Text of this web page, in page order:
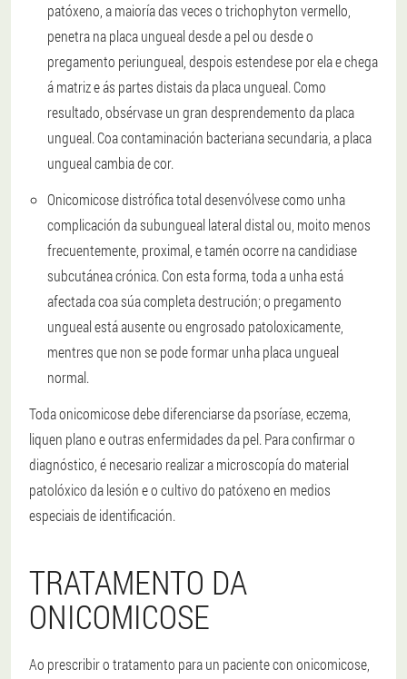
patóxeno, a maioría das veces o trichophyton vermello,
penetra na placa ungueal desde a pel ou desde o
pregamento periungueal, despois estendese por ela e chega
á matriz e ás partes distais da placa ungueal. Como
resultado, obsérvase un gran desprendemento da placa
ungueal. Coa contaminación bacteriana secundaria, a placa
ungueal cambia de cor.
Onicomicose distrófica totaldesenvólvese como unha
complicación da subungueal lateral distal ou, moito menos
frecuentemente, proximal, e tamén ocorre na candidiase
subcutánea crónica. Con esta forma, toda a unha está
afectada coa súa completa destrución; o pregamento
ungueal está ausente ou engrosado patoloxicamente,
mentres que non se pode formar unha placa ungueal
normal.
Toda onicomicose debe diferenciarse da psoríase, eczema,
liquen plano e outras enfermidades da pel. Para confirmar o
diagnóstico, é necesario realizar a microscopía do material
patolóxico da lesión e o cultivo do patóxeno en medios
especiais de identificación.
TRATAMENTO DA
ONICOMICOSE
Ao prescribir o tratamento para un paciente con onicomicose,